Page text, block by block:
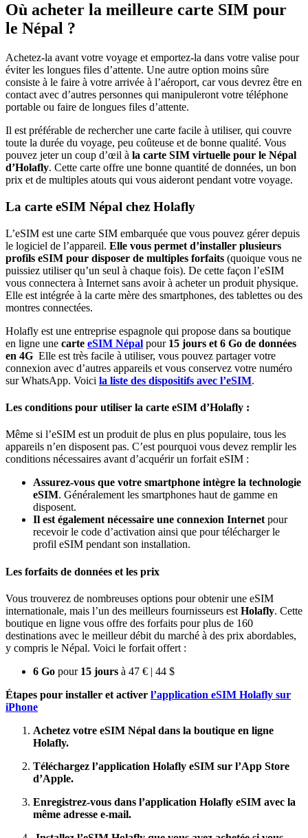
Où acheter la meilleure carte SIM pour
le Népal ?
Achetez-la avant votre voyage et emportez-la dans votre valise pour
éviter les longues files d’attente. Une autre option moins sûre
consiste à le faire à votre arrivée à l’aéroport, car vous devrez être en
contact avec d’autres personnes qui manipuleront votre téléphone
portable ou faire de longues files d’attente.
Il est préférable de rechercher une carte facile à utiliser, qui couvre
toute la durée du voyage, peu coûteuse et de bonne qualité. Vous
pouvez jeter un coup d’œil à la carte SIM virtuelle pour le Népal
d’Holafly. Cette carte offre une bonne quantité de données, un bon
prix et de multiples atouts qui vous aideront pendant votre voyage.
La carte eSIM Népal chez Holafly
L’eSIM est une carte SIM embarquée que vous pouvez gérer depuis
le logiciel de l’appareil. Elle vous permet d’installer plusieurs
profils eSIM pour disposer de multiples forfaits (quoique vous ne
puissiez utiliser qu’un seul à chaque fois). De cette façon l’eSIM
vous connectera à Internet sans avoir à acheter un produit physique.
Elle est intégrée à la carte mère des smartphones, des tablettes ou des
montres connectées.
Holafly est une entreprise espagnole qui propose dans sa boutique
en ligne une carte eSIM Népal pour 15 jours et 6 Go de données
en 4G Elle est très facile à utiliser, vous pouvez partager votre
connexion avec d’autres appareils et vous conservez votre numéro
sur WhatsApp. Voici la liste des dispositifs avec l’eSIM.
Les conditions pour utiliser la carte eSIM d’Holafly :
Même si l’eSIM est un produit de plus en plus populaire, tous les
appareils n’en disposent pas. C’est pourquoi vous devez remplir les
conditions nécessaires avant d’acquérir un forfait eSIM :
Assurez-vous que votre smartphone intègre la technologie
eSIM. Généralement les smartphones haut de gamme en
disposent.
Il est également nécessaire une connexion Internet pour
recevoir le code d’activation ainsi que pour télécharger le
profil eSIM pendant son installation.
Les forfaits de données et les prix
Vous trouverez de nombreuses options pour obtenir une eSIM
internationale, mais l’un des meilleurs fournisseurs est Holafly. Cette
boutique en ligne vous offre des forfaits pour plus de 160
destinations avec le meilleur débit du marché à des prix abordables,
y compris le Népal. Voici le forfait offert :
6 Go pour 15 jours à 47 € | 44 $
Étapes pour installer et activer l’application eSIM Holafly sur
iPhone
Achetez votre eSIM Népal dans la boutique en ligne
Holafly.
Téléchargez l’application Holafly eSIM sur l’App Store
d’Apple.
Enregistrez-vous dans l’application Holafly eSIM avec la
même adresse e-mail.